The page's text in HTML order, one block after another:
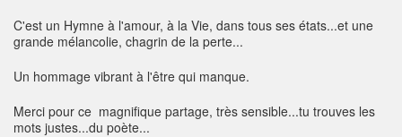
C'est un Hymne à l'amour, à la Vie, dans tous ses états...et une
grande mélancolie, chagrin de la perte...
Un hommage vibrant à l'être qui manque.
Merci pour ce magnifique partage, très sensible...tu trouves les
mots justes...du poète...